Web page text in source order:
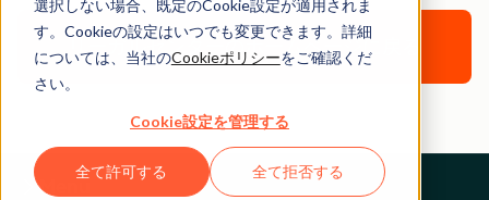
選択しない場合、既定のCookie設定が適用されま
す。Cookieの設定はいつでも変更できます。詳細
については、当社のCookieポリシーをご確認くだ
さい。
Cookie設定を管理する
全て許可する 全て拒否する
リーガルセンターのホームページに戻る
Menu